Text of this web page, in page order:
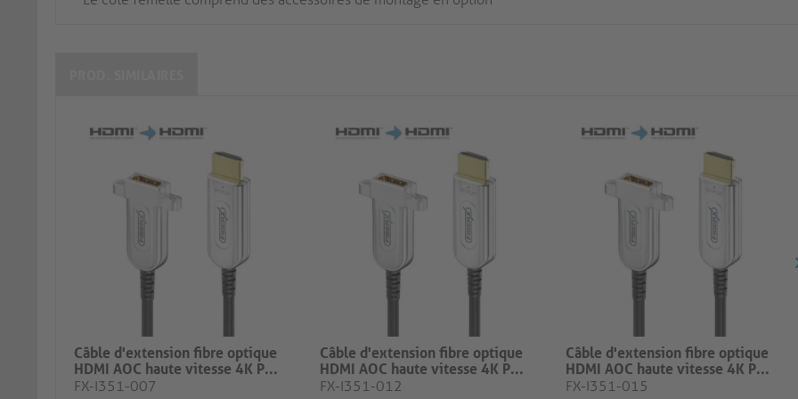
Câble d'extension fibre optique
HDMI AOC haute vitesse 4K P...
FX-I351-007
Câble d'extension fibre optique
HDMI AOC haute vitesse 4K P...
FX-I351-012
Câble d'extension fibre optique
HDMI AOC haute vitesse 4K P...
FX-I351-015